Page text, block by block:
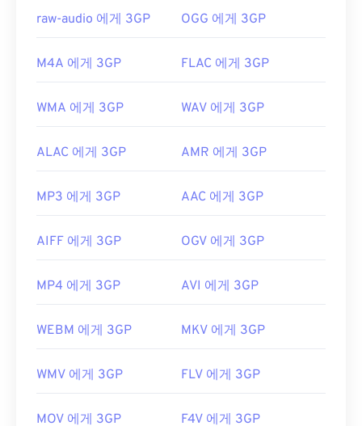
raw-audio 에게 3GP OGG 에게 3GP
M4A 에게 3GP FLAC 에게 3GP
WMA 에게 3GP WAV 에게 3GP
ALAC 에게 3GP AMR 에게 3GP
MP3 에게 3GP AAC 에게 3GP
AIFF 에게 3GP OGV 에게 3GP
MP4 에게 3GP AVI 에게 3GP
WEBM 에게 3GP MKV 에게 3GP
WMV 에게 3GP FLV 에게 3GP
MOV 에게 3GP F4V 에게 3GP